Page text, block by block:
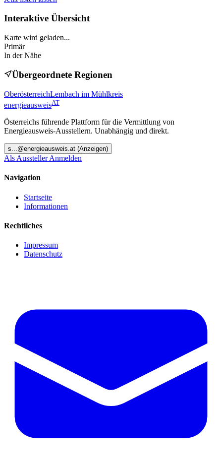
Interaktive Übersicht
Karte wird geladen...
Primär
In der Nähe
Übergeordnete Regionen
OberösterreichLembach im Mühlkreis
energieausweisAT
Österreichs führende Plattform für die Vermittlung von
Energieausweis-Ausstellern. Unabhängig und direkt.
s ...@energieausweis.at (Anzeigen)
Als Aussteller Anmelden
Navigation
Startseite
Informationen
Rechtliches
Impressum
Datenschutz